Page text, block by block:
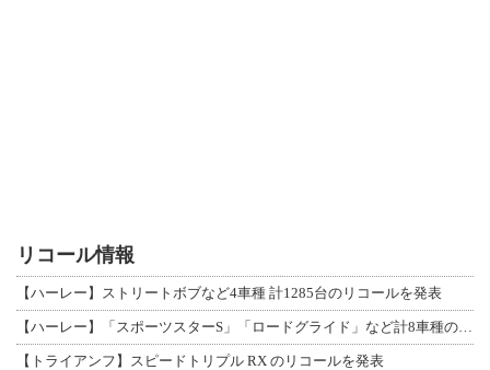
リコール情報
【ハーレー】ストリートボブなど4車種 計1285台のリコールを発表
【ハーレー】「スポーツスターS」「ロードグライド」など計8車種のリコールを発表
【トライアンフ】スピードトリプル RX のリコールを発表